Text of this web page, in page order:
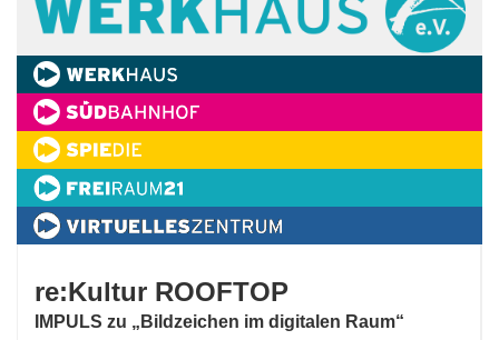
re:Kultur ROOFTOP
IMPULS zu „Bildzeichen im digitalen Raum“